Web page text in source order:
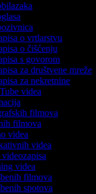
o vrtlarstvu
o čišćenju
s govorom
za društvene mreže
za nekretnine
videa
filmova
filmova
videa
videa
videozapisa
videa
filmova
spotova